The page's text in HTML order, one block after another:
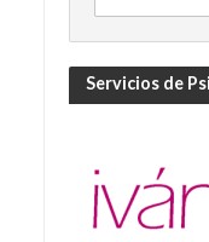
Servicios de